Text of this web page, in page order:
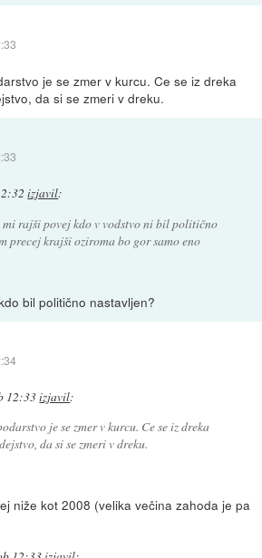
je se zmer v kurcu. Ce se iz dreka
da si se zmeri v dreku.
izjavil:
rajši povej kdo v vodstvo ni bil politično
precej krajši oziroma bo gor samo eno
bil politično nastavljen?
12:33izjavil:
je se zmer v kurcu. Ce se iz dreka
da si se zmeri v dreku.
niže kot 2008 (velika večina zahoda je pa